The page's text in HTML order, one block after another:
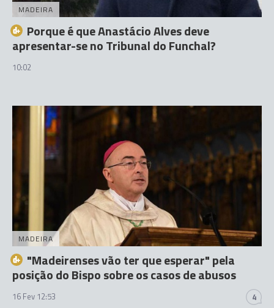
MADEIRA
Porque é que Anastácio Alves deve
apresentar-se no Tribunal do Funchal?
10:02
MADEIRA
"Madeirenses vão ter que esperar" pela
posição do Bispo sobre os casos de abusos
16 Fev 12:53 4